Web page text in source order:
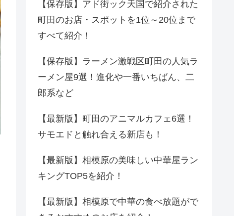
【保存版】アド街ック天国で紹介された
町田のお店・スポットを1位～20位まで
すべて紹介！
【保存版】ラーメン激戦区町田の人気ラ
ーメン屋9選！進化や一番いちばん、二
郎系など
【最新版】町田のアニマルカフェ6選！
サモエドと触れ合える新店も！
【最新版】相模原の美味しい中華屋ラン
キングTOP5を紹介！
【最新版】相模原で中華の食べ放題がで